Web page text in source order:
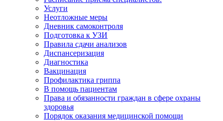
Услуги
Неотложные меры
Дневник самоконтроля
Подготовка к УЗИ
Правила сдачи анализов
Диспансеризация
Диагностика
Вакцинация
Профилактика гриппа
В помощь пациентам
Права и обязанности граждан в сфере охраны
здоровья
Порядок оказания медицинской помощи